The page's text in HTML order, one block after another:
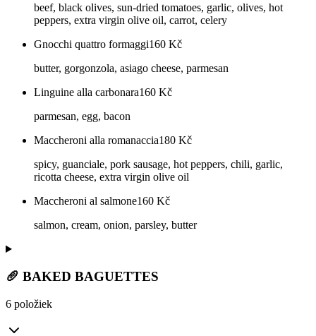
beef, black olives, sun-dried tomatoes, garlic, olives, hot
peppers, extra virgin olive oil, carrot, celery
Gnocchi quattro formaggi160 Kč
butter, gorgonzola, asiago cheese, parmesan
Linguine alla carbonara160 Kč
parmesan, egg, bacon
Maccheroni alla romanaccia180 Kč
spicy, guanciale, pork sausage, hot peppers, chili, garlic,
ricotta cheese, extra virgin olive oil
Maccheroni al salmone160 Kč
salmon, cream, onion, parsley, butter
🥖 BAKED BAGUETTES
6 položiek